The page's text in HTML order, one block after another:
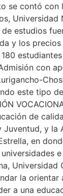
se contó
Universidad
estudios
y los
con
este tipo
de
y la
en
Universidad
la orientar
a una